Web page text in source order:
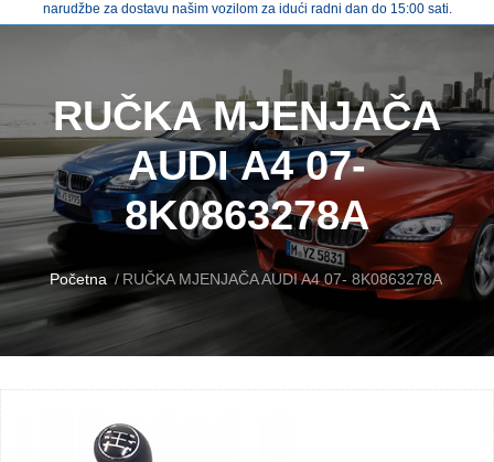
narudžbe za dostavu našim vozilom za idući radni dan do 15:00 sati.
RUČKA MJENJAČA
AUDI A4 07-
8K0863278A
Početna RUČKA MJENJAČA AUDI A4 07- 8K0863278A